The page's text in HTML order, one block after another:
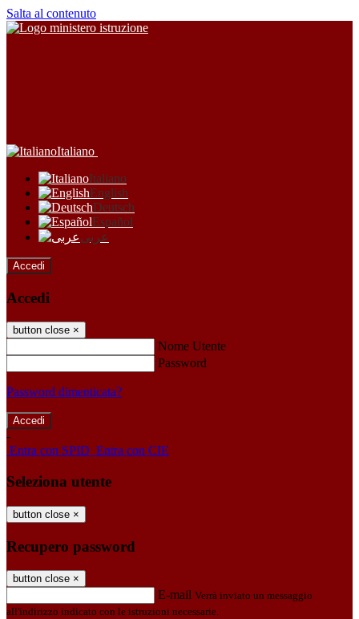
Salta al contenuto
Italiano
Italiano
English
Deutsch
Español
عربى
Accedi
Accedi
button close ×
Nome Utente
Password
Password dimenticata?
-
Entra con SPID Entra con CIE
Seleziona utente
button close ×
Recupero password
button close ×
E-mail Verrà inviato un messaggio
all'indirizzo indicato con le istruzioni necessarie.